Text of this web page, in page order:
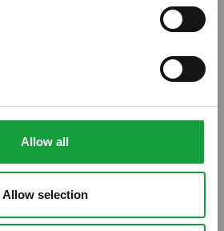
Allow all
Allow selection